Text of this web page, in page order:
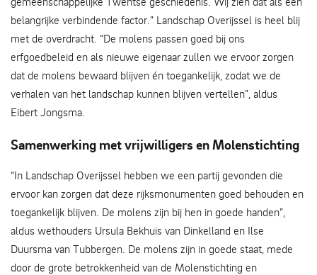
belangrijke verbindende factor.” Landschap Overijssel is heel blij
met de overdracht. “De molens passen goed bij ons
erfgoedbeleid en als nieuwe eigenaar zullen we ervoor zorgen
dat de molens bewaard blijven én toegankelijk, zodat we de
verhalen van het landschap kunnen blijven vertellen”, aldus
Eibert Jongsma.
Samenwerking met vrijwilligers en Molenstichting
“In Landschap Overijssel hebben we een partij gevonden die
ervoor kan zorgen dat deze rijksmonumenten goed behouden en
toegankelijk blijven. De molens zijn bij hen in goede handen”,
aldus wethouders Ursula Bekhuis van Dinkelland en Ilse
Duursma van Tubbergen. De molens zijn in goede staat, mede
door de grote betrokkenheid van de Molenstichting en